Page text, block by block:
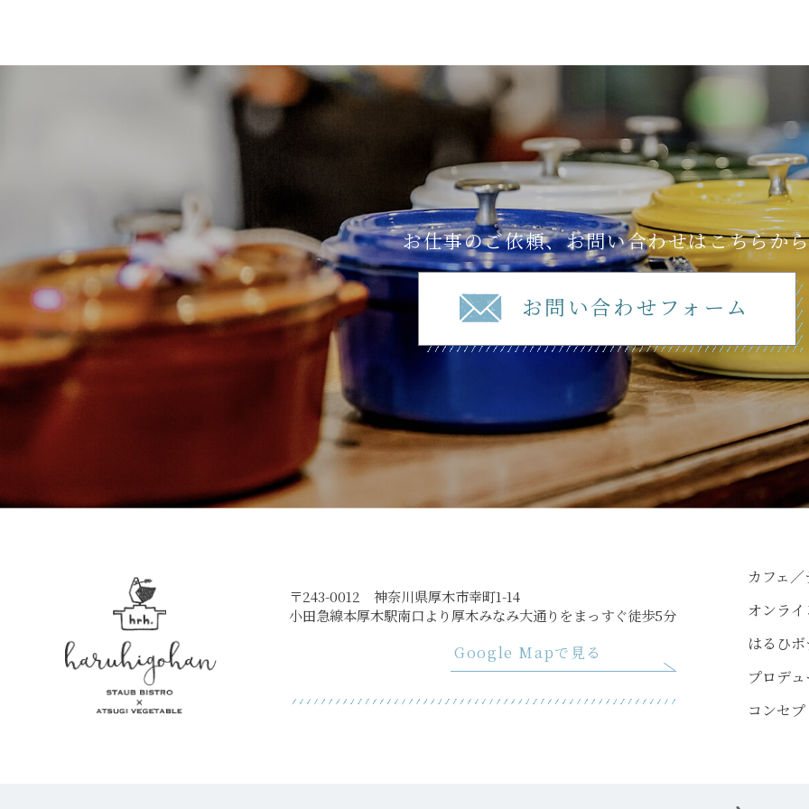
お仕事のご依頼、お問い合わせはこちらか
お問い合わせフォーム
〒243-0012 神奈川県厚木市幸町1-14
小田急線本厚木駅南口より厚木みなみ大通りをまっすぐ徒歩5分
Google Mapで見る
カフェ
オンラ
はるひ
プロデ
コンセ